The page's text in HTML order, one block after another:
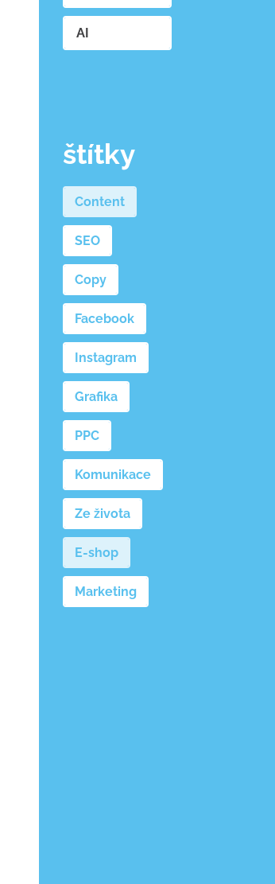
AI
štítky
Content
SEO
Copy
Facebook
Instagram
Grafika
PPC
Komunikace
Ze života
E-shop
Marketing